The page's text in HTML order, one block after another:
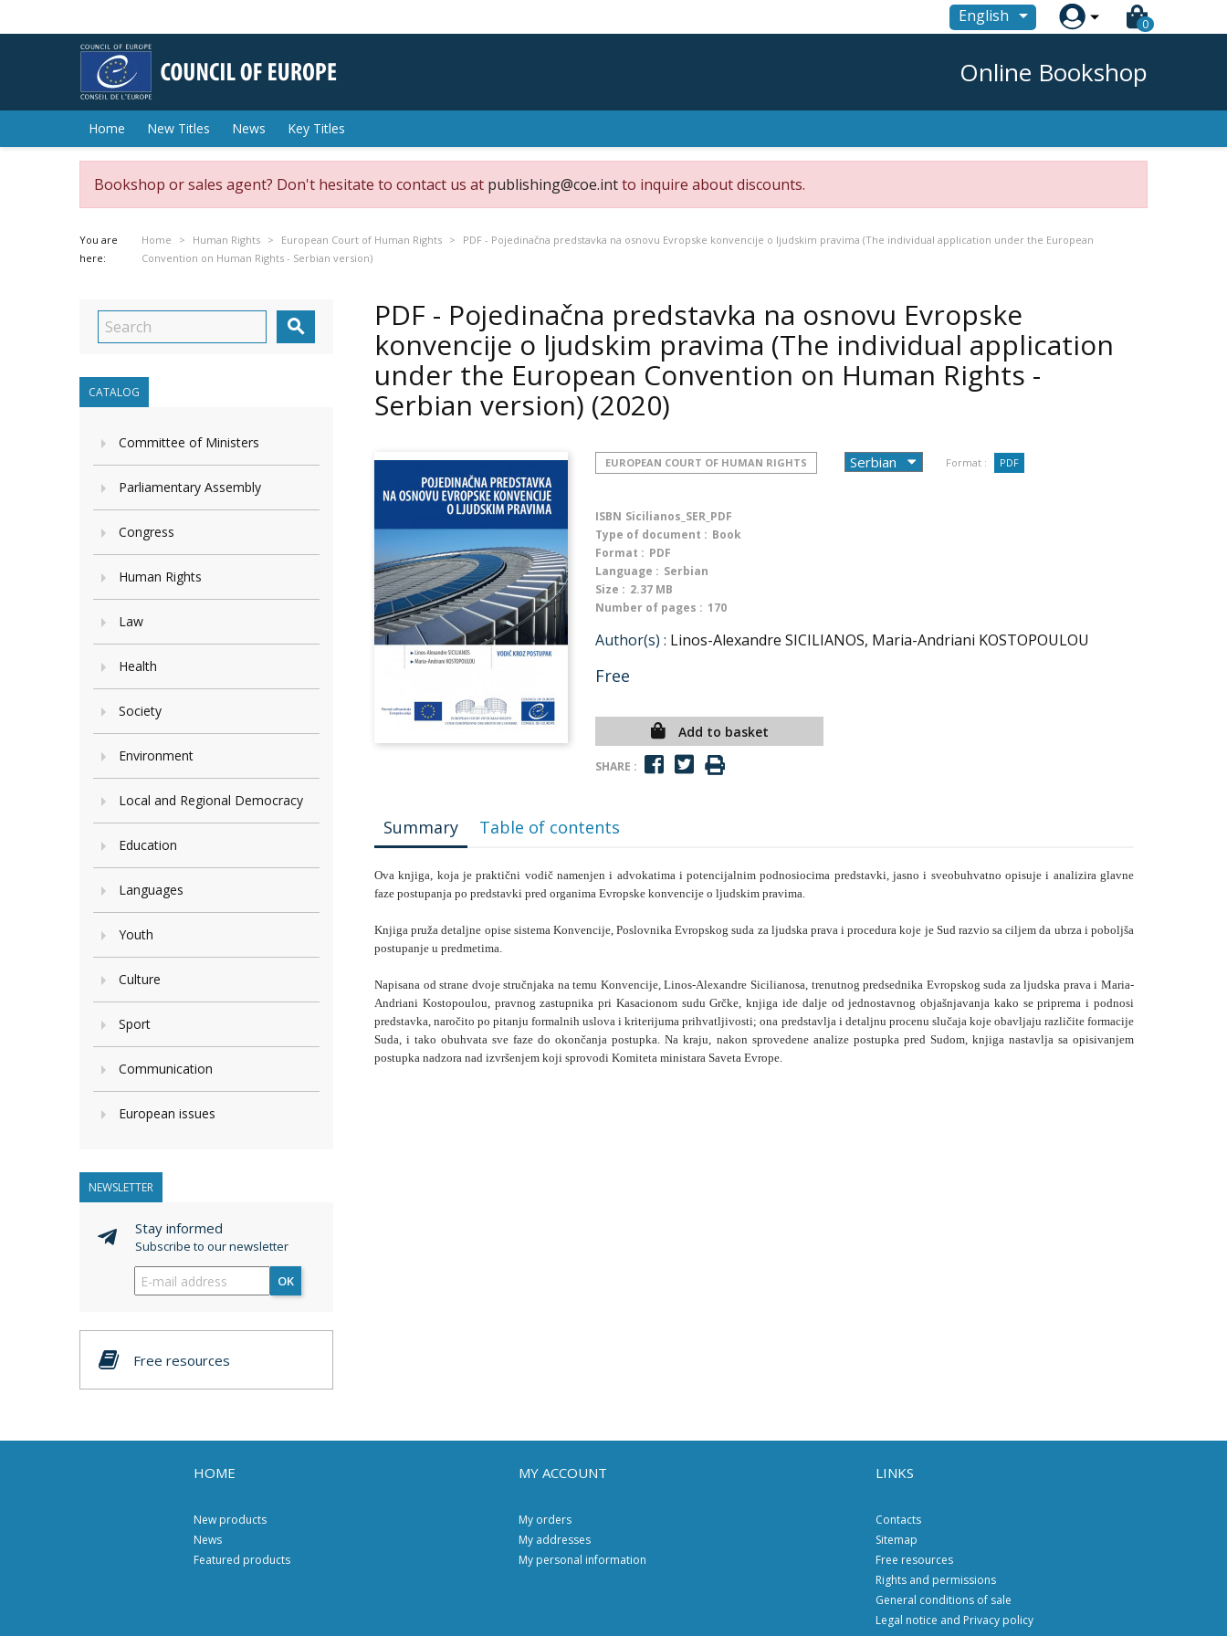
English  0
Online Bookshop
Home New Titles News Key Titles
Bookshop or sales agent? Don't hesitate to contact us at publishing@coe.intto inquire about discounts.
You are
here:
Home Human Rights European Court of Human Rights
PDF - Pojedinačna predstavka na osnovu Evropske konvencije o ljudskim pravima (The individual application under the European
Convention on Human Rights - Serbian version)

CATALOG
Committee of Ministers
Parliamentary Assembly
Congress
Human Rights
Law
Health
Society
Environment
Local and Regional Democracy
Education
Languages
Youth
Culture
Sport
Communication
European issues
NEWSLETTER
Stay informed
Subscribe to our newsletter
OK
Free resources
PDF - Pojedinačna predstavka na osnovu Evropske
konvencije o ljudskim pravima (The individual application
under the European Convention on Human Rights -
Serbian version) (2020)
EUROPEAN COURT OF HUMAN RIGHTS Format : PDF
ISBN Sicilianos_SER_PDF
Type of document : Book
Format : PDF
Language : Serbian
Size : 2.37 MB
Number of pages : 170
Author(s) : Linos-Alexandre SICILIANOS, Maria-Andriani KOSTOPOULOU
Free
Add to basket
SHARE :
Summary Table of contents
Ova knjiga, koja je praktični vodič namenjen i advokatima i potencijalnim podnosiocima predstavki, jasno i sveobuhvatno opisuje i analizira glavne
faze postupanja po predstavki pred organima Evropske konvencije o ljudskim pravima.
Knjiga pruža detaljne opise sistema Konvencije, Poslovnika Evropskog suda za ljudska prava i procedura koje je Sud razvio sa ciljem da ubrza i poboljša
postupanje u predmetima.
Napisana od strane dvoje stručnjaka na temu Konvencije, Linos-Alexandre Sicilianosa, trenutnog predsednika Evropskog suda za ljudska prava i Maria-
Andriani Kostopoulou, pravnog zastupnika pri Kasacionom sudu Grčke, knjiga ide dalje od jednostavnog objašnjavanja kako se priprema i podnosi
predstavka, naročito po pitanju formalnih uslova i kriterijuma prihvatljivosti; ona predstavlja i detaljnu procenu slučaja koje obavljaju različite formacije
Suda, i tako obuhvata sve faze do okončanja postupka. Na kraju, nakon sprovedene analize postupka pred Sudom, knjiga nastavlja sa opisivanjem
postupka nadzora nad izvršenjem koji sprovodi Komiteta ministara Saveta Evrope.
HOME
New products
News
Featured products
MY ACCOUNT
My orders
My addresses
My personal information
LINKS
Contacts
Sitemap
Free resources
Rights and permissions
General conditions of sale
Legal notice and Privacy policy